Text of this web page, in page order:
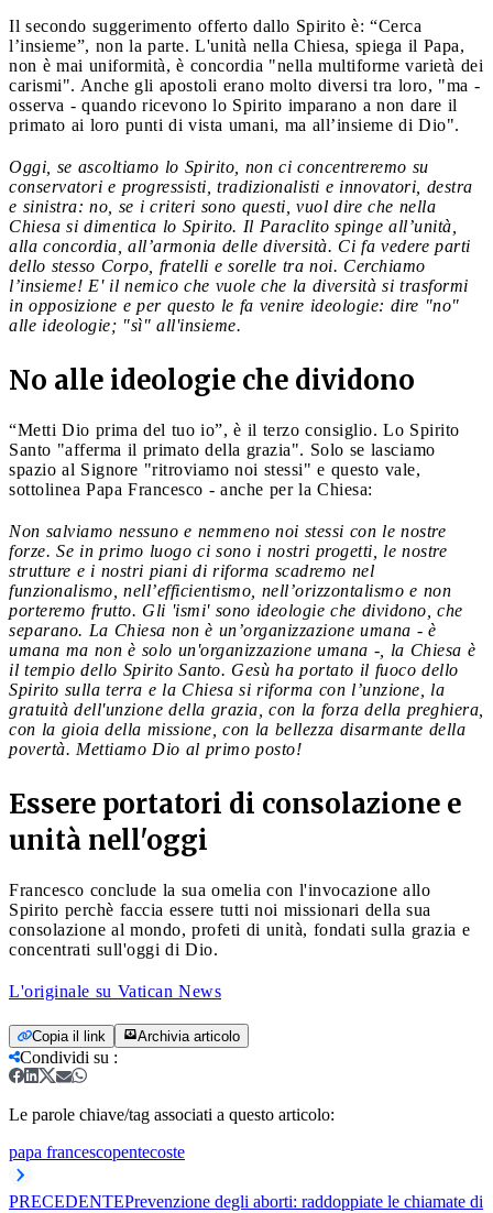
Il secondo suggerimento offerto dallo Spirito è: “Cerca
l’insieme”, non la parte. L'unità nella Chiesa, spiega il Papa,
non è mai uniformità, è concordia "nella multiforme varietà dei
carismi". Anche gli apostoli erano molto diversi tra loro, "ma -
osserva - quando ricevono lo Spirito imparano a non dare il
primato ai loro punti di vista umani, ma all’insieme di Dio".
Oggi, se ascoltiamo lo Spirito, non ci concentreremo su
conservatori e progressisti, tradizionalisti e innovatori, destra
e sinistra: no, se i criteri sono questi, vuol dire che nella
Chiesa si dimentica lo Spirito. Il Paraclito spinge all’unità,
alla concordia, all’armonia delle diversità. Ci fa vedere parti
dello stesso Corpo, fratelli e sorelle tra noi. Cerchiamo
l’insieme! E' il nemico che vuole che la diversità si trasformi
in opposizione e per questo le fa venire ideologie: dire "no"
alle ideologie; "sì" all'insieme.
No alle ideologie che dividono
“Metti Dio prima del tuo io”, è il terzo consiglio. Lo Spirito
Santo "afferma il primato della grazia". Solo se lasciamo
spazio al Signore "ritroviamo noi stessi" e questo vale,
sottolinea Papa Francesco - anche per la Chiesa:
Non salviamo nessuno e nemmeno noi stessi con le nostre
forze. Se in primo luogo ci sono i nostri progetti, le nostre
strutture e i nostri piani di riforma scadremo nel
funzionalismo, nell’efficientismo, nell’orizzontalismo e non
porteremo frutto. Gli 'ismi' sono ideologie che dividono, che
separano. La Chiesa non è un’organizzazione umana - è
umana ma non è solo un'organizzazione umana -, la Chiesa è
il tempio dello Spirito Santo. Gesù ha portato il fuoco dello
Spirito sulla terra e la Chiesa si riforma con l’unzione, la
gratuità dell'unzione della grazia, con la forza della preghiera,
con la gioia della missione, con la bellezza disarmante della
povertà. Mettiamo Dio al primo posto!
Essere portatori di consolazione e
unità nell'oggi
Francesco conclude la sua omelia con l'invocazione allo
Spirito perchè faccia essere tutti noi missionari della sua
consolazione al mondo, profeti di unità, fondati sulla grazia e
concentrati sull'oggi di Dio.
L'originale su Vatican News
Copia il link Archivia articolo
Condividi su :
Le parole chiave/tag associati a questo articolo:
papa francescopentecoste
PRECEDENTEPrevenzione degli aborti: raddoppiate le chiamate di